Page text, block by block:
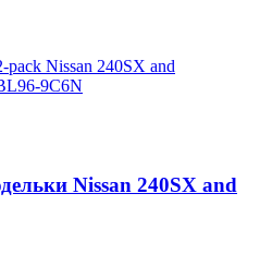
Nissan 240SX and